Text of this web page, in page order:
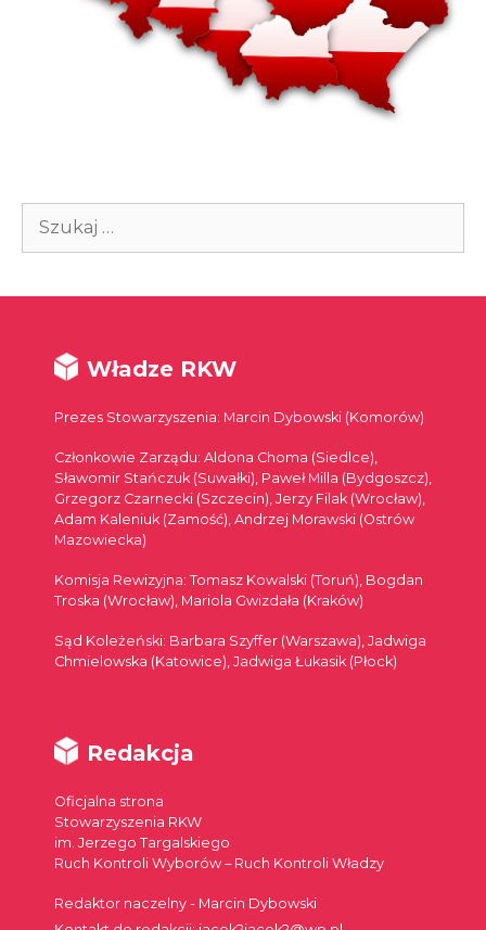
Szukaj:
Władze RKW
Prezes Stowarzyszenia: Marcin Dybowski (Komorów)
Członkowie Zarządu: Aldona Choma (Siedlce),
Sławomir Stańczuk (Suwałki), Paweł Milla (Bydgoszcz),
Grzegorz Czarnecki (Szczecin), Jerzy Filak (Wrocław),
Adam Kaleniuk (Zamość), Andrzej Morawski (Ostrów
Mazowiecka)
Komisja Rewizyjna: Tomasz Kowalski (Toruń), Bogdan
Troska (Wrocław), Mariola Gwizdała (Kraków)
Sąd Koleżeński: Barbara Szyffer (Warszawa), Jadwiga
Chmielowska (Katowice), Jadwiga Łukasik (Płock)
Redakcja
Oficjalna strona
Stowarzyszenia RKW
im. Jerzego Targalskiego
Ruch Kontroli Wyborów – Ruch Kontroli Władzy
Redaktor naczelny - Marcin Dybowski